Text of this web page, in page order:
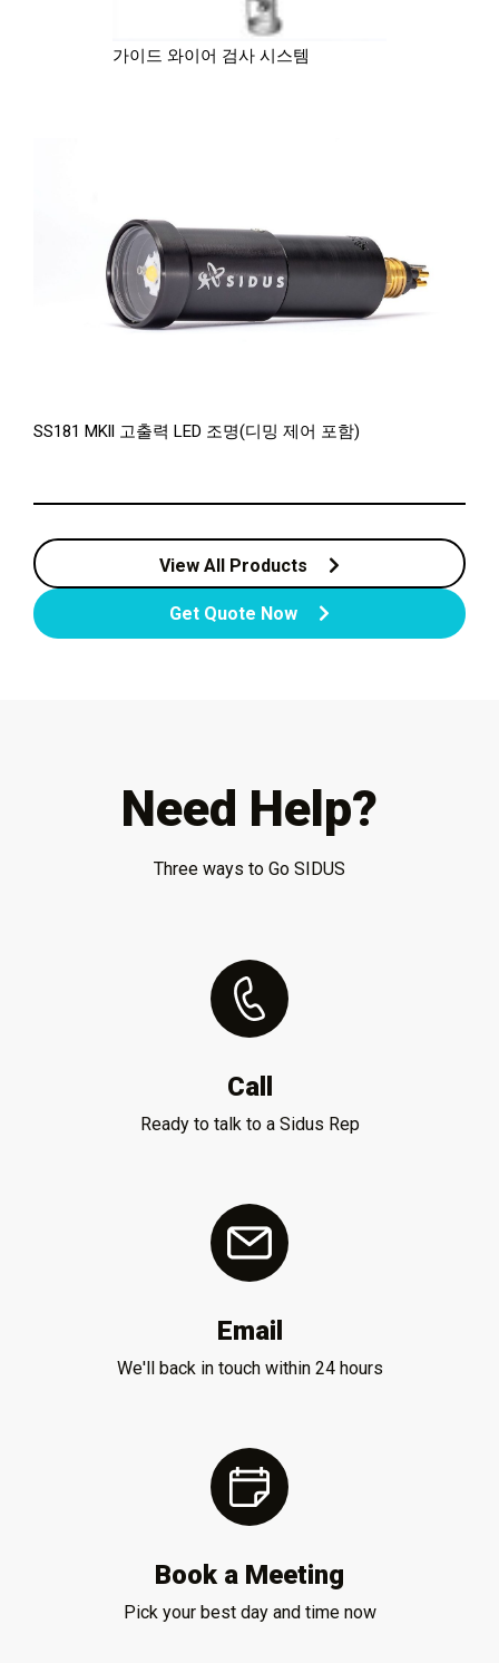
가이드 와이어 검사 시스템
SS181 MKll 고출력 LED 조명(디밍 제어 포함)
View All Products
Get Quote Now
Need Help?
Three ways to Go SIDUS
Call
Ready to talk to a Sidus Rep
Email
We'll back in touch within 24 hours
Book a Meeting
Pick your best day and time now